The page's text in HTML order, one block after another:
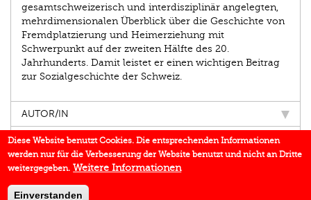
gesamtschweizerisch und interdisziplinär angelegten,
mehrdimensionalen Überblick über die Geschichte von
Fremdplatzierung und Heimerziehung mit
Schwerpunkt auf der zweiten Hälfte des 20.
Jahrhunderts. Damit leistet er einen wichtigen Beitrag
zur Sozialgeschichte der Schweiz.
AUTOR/IN
EINBLICK
IN DEN MEDIEN
DOWNLOADS
Diese Website benutzt Cookies. Die entsprechenden Informationen
werden nur für die Verbesserung der Website benutzt und nicht an Dritte
weitergegeben. Weitere Informationen
Einverstanden